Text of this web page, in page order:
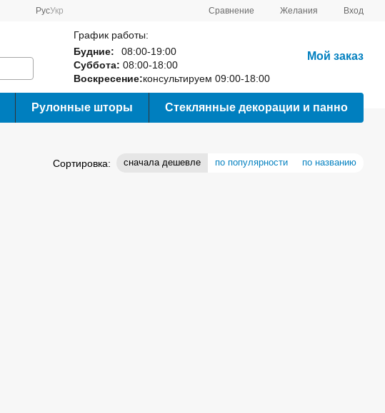
РусУкр Сравнение Желания Вход
График работы:
Будние:
08:00-19:00
Суббота: 08:00-18:00
Воскресение:консультируем 09:00-18:00
Мой заказ
Рулонные шторы Стеклянные декорации и панно
Сортировка: сначала дешевле по популярности по названию